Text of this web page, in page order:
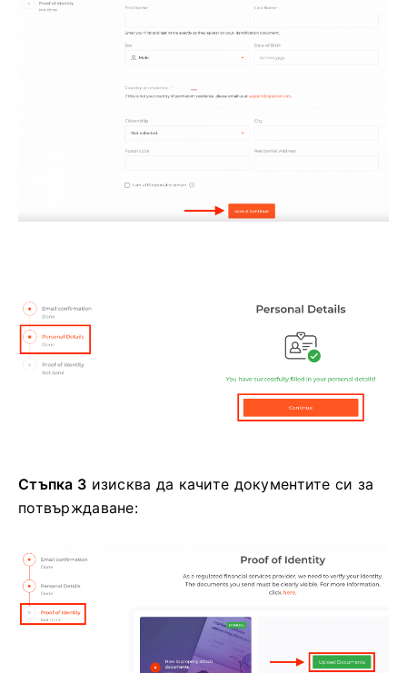
Стъпка 3 изисква да качите документите си за
потвърждаване: